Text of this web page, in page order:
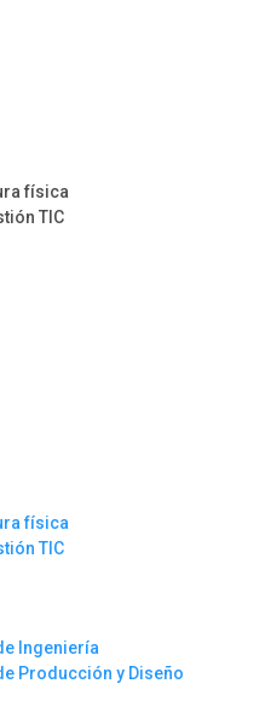
física
TIC
física
TIC
Ingeniería
Producción y Diseño